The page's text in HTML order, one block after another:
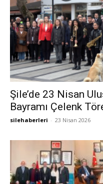
Şile’de 23 Nisan
Bayramı Çelenk
silehaberleri - 23 Nisan 2026